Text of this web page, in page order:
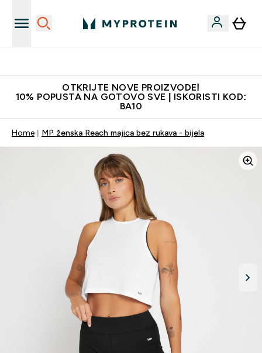
OTKRIJTE NOVE PROIZVODE!
10% POPUSTA NA GOTOVO SVE | ISKORISTI KOD:
BA10
Home MP ženska Reach majica bez rukava - bijela